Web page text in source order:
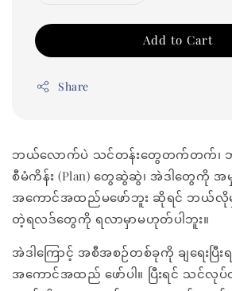
Add to Cart
Share
ဘယ်လောက်ပဲ သင်တန်းတွေတက်တက်၊
စီမံကိန်း (Plan) တွေဆွဲဆွဲ၊ အဲဒါတွေကို
အကောင်အထည်မဖော်ဘူး ဆိုရင် ဘယ်လိုမှ
တဲ့ရလဒ်တွေကို ရလာမှာမဟုတ်ပါဘူး။
အဲဒါကြောင့် အစီအစဉ်တစ်ခုကို ချရေးပြီး
အကောင်အထည် ဖော်ပါ။ ပြီးရင် သင်လု